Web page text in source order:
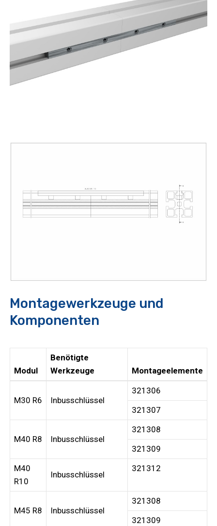
Montagewerkzeuge und
Komponenten
Modul
Benötigte
Werkzeuge
Montageelemente
M30 R6 Inbusschlüssel
321306
321307
M40 R8 Inbusschlüssel
321308
321309
M40
R10
Inbusschlüssel
321312
M45 R8 Inbusschlüssel
321308
321309